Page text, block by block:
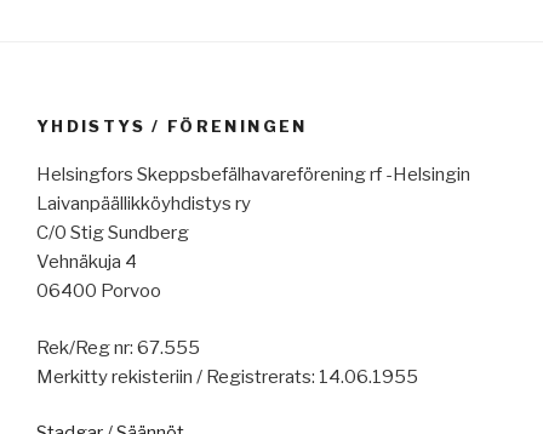
YHDISTYS / FÖRENINGEN
Helsingfors Skeppsbefälhavareförening rf -Helsingin
Laivanpäällikköyhdistys ry
C/0 Stig Sundberg
Vehnäkuja 4
06400 Porvoo
Rek/Reg nr: 67.555
Merkitty rekisteriin / Registrerats: 14.06.1955